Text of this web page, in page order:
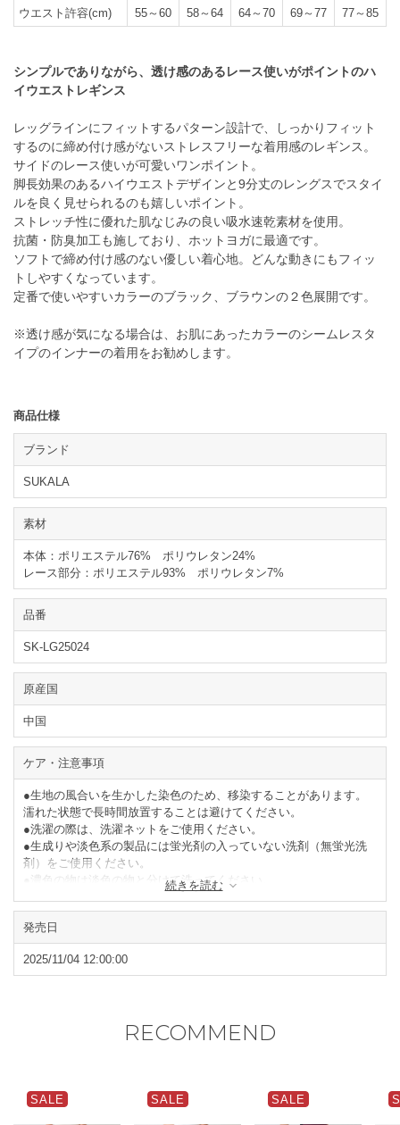
ウエスト許容(cm) 55～60 58～64 64～70 69～77 77～85
シンプルでありながら、透け感のあるレース使いがポイントのハ
イウエストレギンス
レッグラインにフィットするパターン設計で、しっかりフィット
するのに締め付け感がないストレスフリーな着用感のレギンス。
サイドのレース使いが可愛いワンポイント。
脚長効果のあるハイウエストデザインと9分丈のレングスでスタイ
ルを良く見せられるのも嬉しいポイント。
ストレッチ性に優れた肌なじみの良い吸水速乾素材を使用。
抗菌・防臭加工も施しており、ホットヨガに最適です。
ソフトで締め付け感のない優しい着心地。どんな動きにもフィッ
トしやすくなっています。
定番で使いやすいカラーのブラック、ブラウンの２色展開です。
※透け感が気になる場合は、お肌にあったカラーのシームレスタ
イプのインナーの着用をお勧めします。
商品仕様
ブランド
SUKALA
素材
本体：ポリエステル76% ポリウレタン24%
レース部分：ポリエステル93% ポリウレタン7%
品番
SK-LG25024
原産国
中国
ケア・注意事項
●生地の風合いを生かした染色のため、移染することがあります。
濡れた状態で長時間放置することは避けてください。
●洗濯の際は、洗濯ネットをご使用ください。
●生成りや淡色系の製品には蛍光剤の入っていない洗剤（無蛍光洗
剤）をご使用ください。
●濃色の物は淡色の物と分けて洗ってください。
●タンブラー乾燥はお避けください。
●形を整えて陰干ししてください。
続きを読む
発売日
2025/11/04 12:00:00
RECOMMEND
SALE SALE SALE